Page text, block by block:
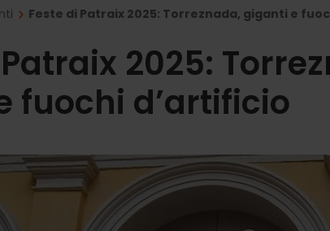
Feste di Patraix 2025: Torreznada, giganti e
2025:
fuochi d’artificio